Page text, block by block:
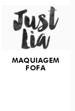
MAQUIAGEM
FOFA